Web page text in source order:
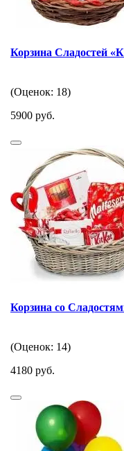
Корзина Сладостей
(Оценок: 18)
5900 руб.
Корзина со
(Оценок: 14)
4180 руб.